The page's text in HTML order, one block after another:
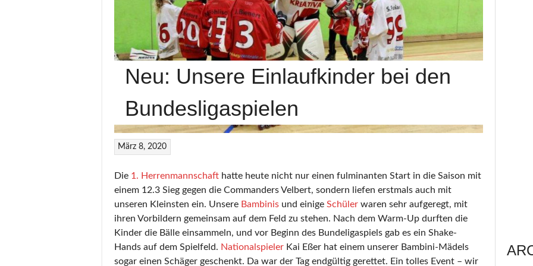
Neu: Unsere Einlaufkinder bei den
Bundesligaspielen
März 8, 2020
Die 1. Herrenmannschaft hatte heute nicht nur einen fulminanten Start in die Saison mit
einem 12.3 Sieg gegen die Commanders Velbert, sondern liefen erstmals auch mit
unseren Kleinsten ein. Unsere Bambinis und einige Schüler waren sehr aufgeregt, mit
ihren Vorbildern gemeinsam auf dem Feld zu stehen. Nach dem Warm-Up durften die
Kinder die Bälle einsammeln, und vor Beginn des Bundeligaspiels gab es ein Shake-
Hands auf dem Spielfeld. Nationalspieler Kai Eßer hat einem unserer Bambini-Mädels
sogar einen Schäger geschenkt. Da war der Tag endgültig gerettet. Ein tolles Event – wir